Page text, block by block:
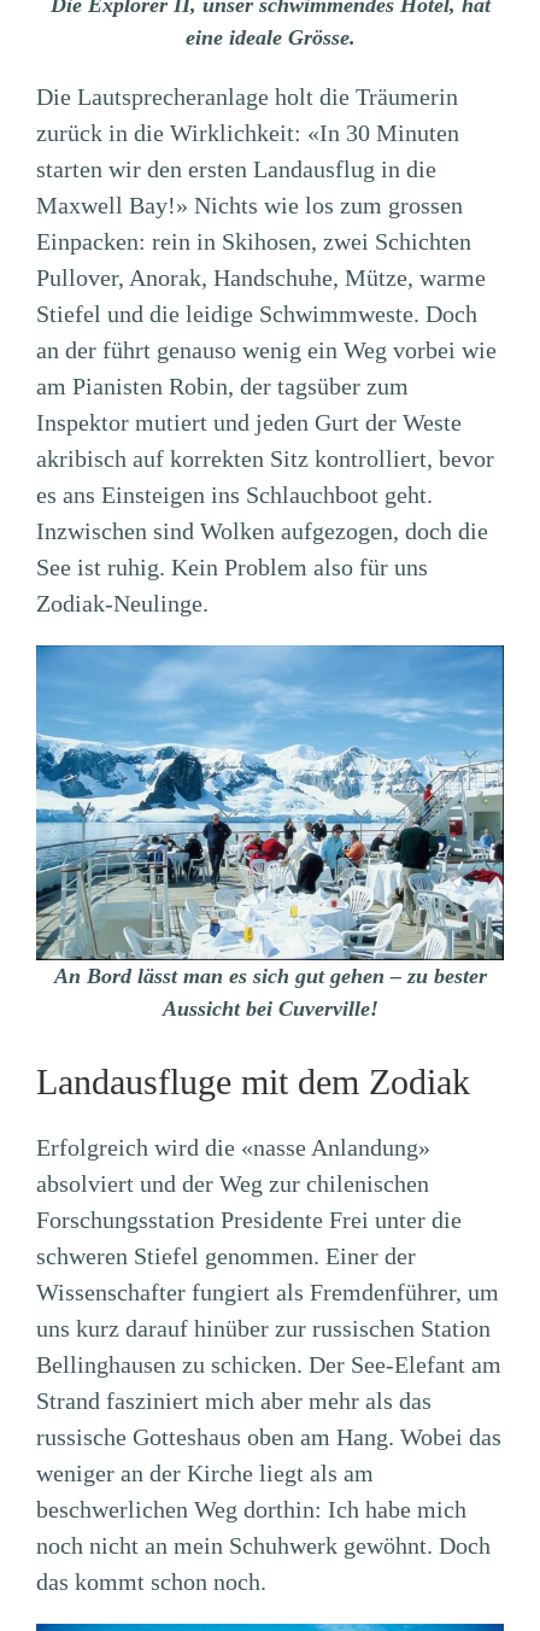
Die Explorer II, unser schwimmendes Hotel, hat
eine ideale Grösse.
Die Lautsprecheranlage holt die Träumerin
zurück in die Wirklichkeit: «In 30 Minuten
starten wir den ersten Landausflug in die
Maxwell Bay!» Nichts wie los zum grossen
Einpacken: rein in Skihosen, zwei Schichten
Pullover, Anorak, Handschuhe, Mütze, warme
Stiefel und die leidige Schwimmweste. Doch
an der führt genauso wenig ein Weg vorbei wie
am Pianisten Robin, der tagsüber zum
Inspektor mutiert und jeden Gurt der Weste
akribisch auf korrekten Sitz kontrolliert, bevor
es ans Einsteigen ins Schlauchboot geht.
Inzwischen sind Wolken aufgezogen, doch die
See ist ruhig. Kein Problem also für uns
Zodiak-Neulinge.
An Bord lässt man es sich gut gehen – zu bester
Aussicht bei Cuverville!
Landausfluge mit dem Zodiak
Erfolgreich wird die «nasse Anlandung»
absolviert und der Weg zur chilenischen
Forschungsstation Presidente Frei unter die
schweren Stiefel genommen. Einer der
Wissenschafter fungiert als Fremdenführer, um
uns kurz darauf hinüber zur russischen Station
Bellinghausen zu schicken. Der See-Elefant am
Strand fasziniert mich aber mehr als das
russische Gotteshaus oben am Hang. Wobei das
weniger an der Kirche liegt als am
beschwerlichen Weg dorthin: Ich habe mich
noch nicht an mein Schuhwerk gewöhnt. Doch
das kommt schon noch.